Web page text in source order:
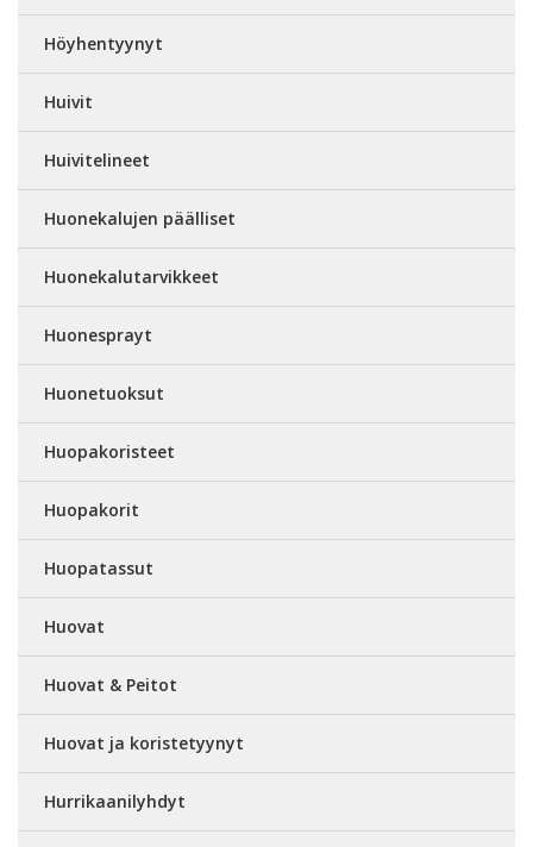
Höyhentyynyt
Huivit
Huivitelineet
Huonekalujen päälliset
Huonekalutarvikkeet
Huonesprayt
Huonetuoksut
Huopakoristeet
Huopakorit
Huopatassut
Huovat
Huovat & Peitot
Huovat ja koristetyynyt
Hurrikaanilyhdyt